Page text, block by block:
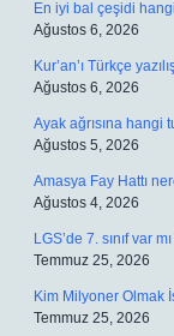
En iyi bal çeşidi
Ağustos 6, 2026
Kur’an’ı Türkçe
Ağustos 6, 2026
Ayak ağrısına hangi
Ağustos 5, 2026
Amasya Fay Hattı
Ağustos 4, 2026
LGS’de 7. sınıf var
Temmuz 25, 2026
Kim Milyoner Olmak
Temmuz 25, 2026